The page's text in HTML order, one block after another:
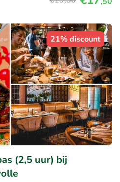
21% discount
(2,5 uur) bij